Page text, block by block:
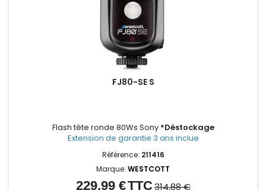
FJ80-SE S
Flash tête ronde 80Ws Sony *Déstockage
Extension de garantie 3 ans inclue
Référence: 211416
Marque: WESTCOTT
Prix
Prix
229,99 €TTC314,88 €